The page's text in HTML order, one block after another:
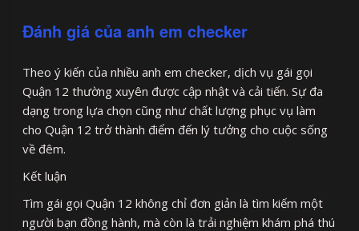
Đánh giá của anh em checker
Theo ý kiến của nhiều anh em checker, dịch vụ gái gọi
Quận 12 thường xuyên được cập nhật và cải tiến. Sự đa
dạng trong lựa chọn cũng như chất lượng phục vụ làm
cho Quận 12 trở thành điểm đến lý tưởng cho cuộc sống
về đêm.
Kết luận
Tìm gái gọi Quận 12 không chỉ đơn giản là tìm kiếm một
người bạn đồng hành, mà còn là trải nghiệm khám phá thú